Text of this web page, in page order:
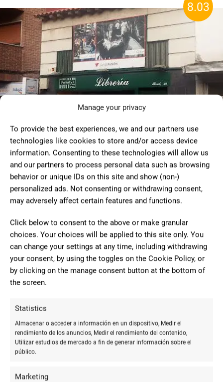
Manage your privacy
To provide the best experiences, we and our partners use
technologies like cookies to store and/or access device
information. Consenting to these technologies will allow us
and our partners to process personal data such as browsing
behavior or unique IDs on this site and show (non-)
personalized ads. Not consenting or withdrawing consent,
may adversely affect certain features and functions.
Click below to consent to the above or make granular
choices. Your choices will be applied to this site only. You
can change your settings at any time, including withdrawing
your consent, by using the toggles on the Cookie Policy, or
by clicking on the manage consent button at the bottom of
the screen.
Statistics
Almacenar o acceder a información en un dispositivo, Medir el
rendimiento de los anuncios, Medir el rendimiento del contenido,
Utilizar estudios de mercado a fin de generar información sobre el
público.
Marketing
8.03
Navacerrada Pernatel (Librería, Papelería y
Prensa)
Papelería 178 Reviews • €€€
C. Real, 64, 28703 San Sebastián de los Reyes, Madrid
navacerradapernatel.com
ABIERTO
7.83